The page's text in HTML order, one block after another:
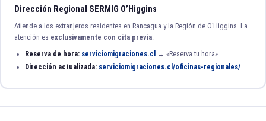
Dirección Regional SERMIG O’Higgins
Atiende a los extranjeros residentes en Rancagua y la Región de O’Higgins. La
atención es exclusivamente con cita previa.
Reserva de hora: serviciomigraciones.cl
→ «Reserva tu hora».
Dirección actualizada: serviciomigraciones.cl/oficinas-regionales/